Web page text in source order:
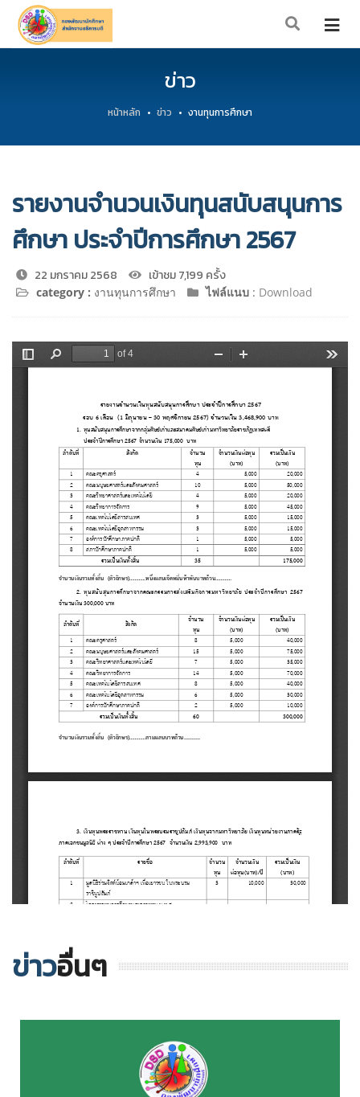
ข่าว
หน้าหลัก ข่าว งานทุนการศึกษา
รายงานจำนวนเงินทุนสนับสนุนการ
ศึกษา ประจำปีการศึกษา 2567
22 มกราคม 2568 เข้าชม 7,199 ครั้ง
category : งานทุนการศึกษา ไฟล์แนบ : Download
ข่าวอื่นๆ